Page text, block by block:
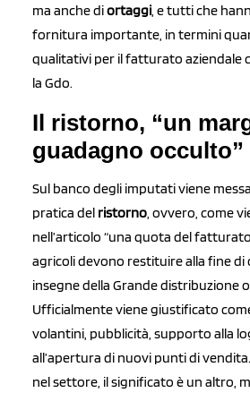
ma anche diortaggi , e tutti che
fornitura importante, in termini
qualitativi per il fatturato aziendale
la Gdo.
Il ristorno, “un
guadagno occulto”
Sul banco degli imputati viene
pratica del ristorno, ovvero, come
nell’articolo “una quota del
agricoli devono restituire alla fine di
insegne della Grande distribuzione
Ufficialmente viene giustificato
volantini, pubblicità, supporto alla
all’apertura di nuovi punti di
nel settore, il significato è un altro,